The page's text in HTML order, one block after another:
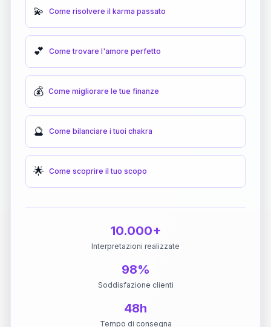
💫 Come risolvere il karma passato
💕 Come trovare l'amore perfetto
💰 Come migliorare le tue finanze
🔮 Come bilanciare i tuoi chakra
🌟 Come scoprire il tuo scopo
10.000+
Interpretazioni realizzate
98%
Soddisfazione clienti
48h
Tempo di consegna